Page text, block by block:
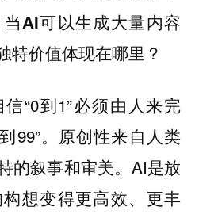
AI可以生成大量内容
特价值体现在哪里？
信“0到1”必须由人来完
99”。原创性来自人类
的叙事和审美。AI是放
想变得更高效、更丰